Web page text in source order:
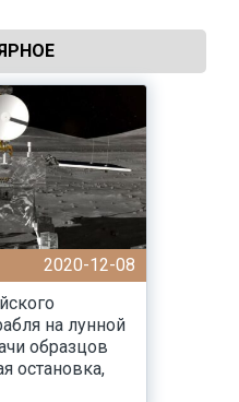
2020-12-08
на лунной
образцов
остановка,